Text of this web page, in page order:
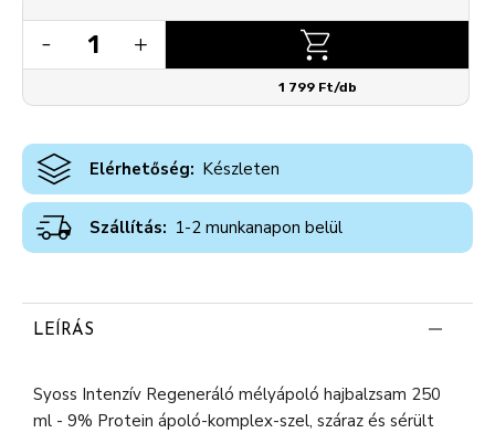
- 1 +
1 799 Ft/db
Elérhetőség: Készleten
Szállítás: 1-2 munkanapon belül
LEÍRÁS
Syoss Intenzív Regeneráló mélyápoló hajbalzsam 250
ml - 9% Protein ápoló-komplex-szel, száraz és sérült